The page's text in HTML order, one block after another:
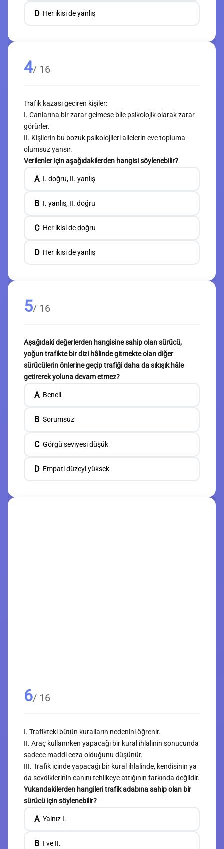
D Her ikisi de yanlış
4/ 16
Trafik kazası geçiren kişiler:
I. Canlarına bir zarar gelmese bile psikolojik olarak zarar
görürler.
II. Kişilerin bu bozuk psikolojileri ailelerin eve topluma
olumsuz yansır.
Verilenler için aşağıdakilerden hangisi söylenebilir?
A I. doğru, II. yanlış
B I. yanlış, II. doğru
C Her ikisi de doğru
D Her ikisi de yanlış
5/ 16
Aşağıdaki değerlerden hangisine sahip olan sürücü,
yoğun trafikte bir dizi hâlinde gitmekte olan diğer
sürücülerin önlerine geçip trafiği daha da sıkışık hâle
getirerek yoluna devam etmez?
A Bencil
B Sorumsuz
C Görgü seviyesi düşük
D Empati düzeyi yüksek
6/ 16
I. Trafikteki bütün kuralların nedenini öğrenir.
II. Araç kullanırken yapacağı bir kural ihlalinin sonucunda
sadece maddi ceza olduğunu düşünür.
III. Trafik içinde yapacağı bir kural ihlalinde, kendisinin ya
da sevdiklerinin canını tehlikeye attığının farkında değildir.
Yukarıdakilerden hangileri trafik adabına sahip olan bir
sürücü için söylenebilir?
A Yalnız I.
B I ve II.